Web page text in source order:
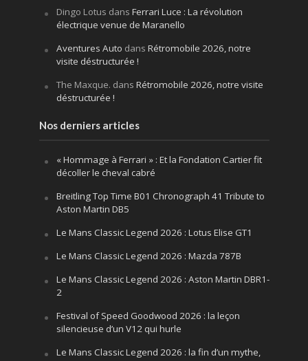
Dingo Lotus dans Ferrari Luce : La révolution
électrique venue de Maranello
Aventures Auto dans Rétromobile 2026, notre
visite déstructurée !
The Maxque. dans Rétromobile 2026, notre visite
déstructurée !
Nos derniers articles
« Hommage à Ferrari » : Et la Fondation Cartier fit
décoller le cheval cabré
Breitling Top Time B01 Chronograph 41 Tribute to
Aston Martin DB5
Le Mans Classic Legend 2026 : Lotus Elise GT1
Le Mans Classic Legend 2026 : Mazda 787B
Le Mans Classic Legend 2026 : Aston Martin DBR1-
2
Festival of Speed Goodwood 2026 : la leçon
silencieuse d’un V12 qui hurle
Le Mans Classic Legend 2026 : la fin d’un mythe,